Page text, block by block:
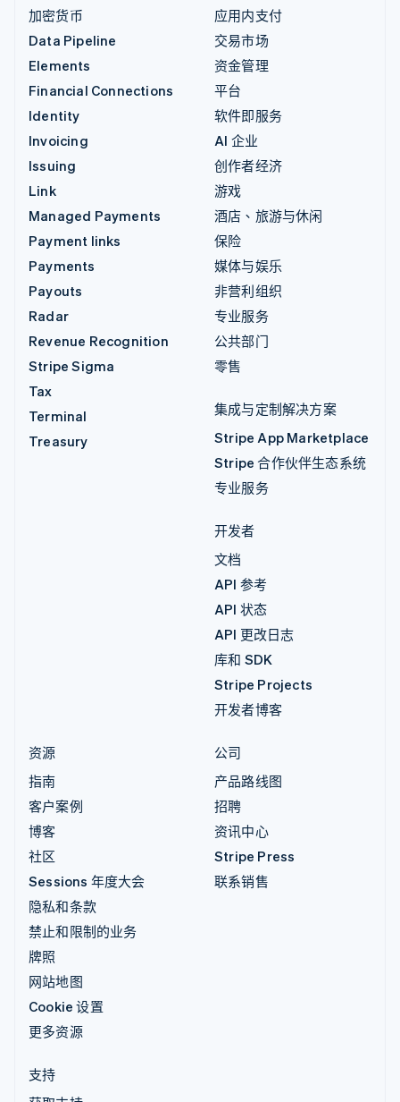
加密货币
Data Pipeline
Elements
Financial Connections
Identity
Invoicing
Issuing
Link
Managed Payments
Payment links
Payments
Payouts
Radar
Revenue Recognition
Stripe Sigma
Tax
Terminal
Treasury
应用内支付
交易市场
资金管理
平台
软件即服务
AI 企业
创作者经济
游戏
酒店、旅游与休闲
保险
媒体与娱乐
非营利组织
专业服务
公共部门
零售
集成与定制解决方案
Stripe App Marketplace
Stripe 合作伙伴生态系统
专业服务
开发者
文档
API 参考
API 状态
API 更改日志
库和 SDK
Stripe Projects
开发者博客
资源
指南
客户案例
博客
社区
Sessions 年度大会
隐私和条款
禁止和限制的业务
牌照
网站地图
Cookie 设置
更多资源
公司
产品路线图
招聘
资讯中心
Stripe Press
联系销售
支持